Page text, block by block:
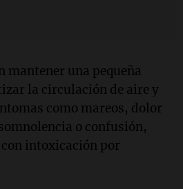
mantener una pequeña
la circulación de aire y
como mareos, dolor
o confusión,
intoxicación por